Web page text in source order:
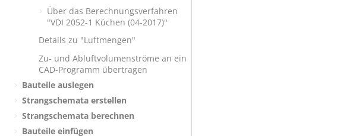
Über das Berechnungsverfahren
"VDI 2052-1 Küchen (04-2017)"
Details zu "Luftmengen"
Zu- und Abluftvolumenströme an ein
CAD-Programm übertragen
Bauteile auslegen
Strangschemata erstellen
Strangschemata berechnen
Bauteile einfügen